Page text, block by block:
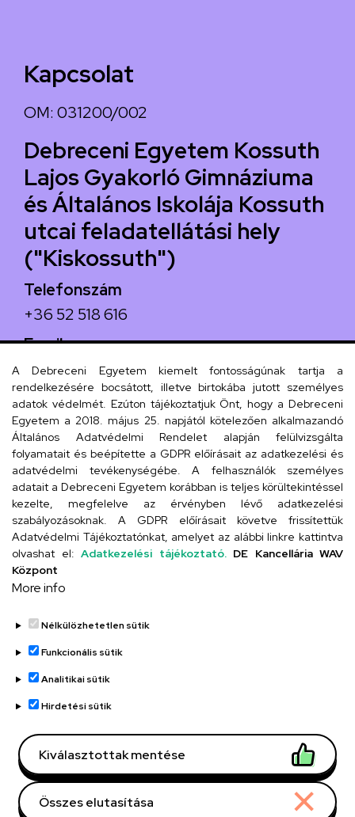
Kapcsolat
OM: 031200/002
Debreceni Egyetem Kossuth
Lajos Gyakorló Gimnáziuma
és Általános Iskolája Kossuth
utcai feladatellátási hely
("Kiskossuth")
Telefonszám
+36 52 518 616
Email
iskola@kossuth-alt.unideb.hu
Cím
4024 Debrecen, Kossuth utca 33.
Szervezeti telefonkönyv
UD telefonkönyv
Adatvédelem
Adatvédelem
Régi oldal
Technikai információk
A Debreceni Egyetem kiemelt fontosságúnak tartja a
rendelkezésére bocsátott, illetve birtokába jutott személyes
adatok védelmét. Ezúton tájékoztatjuk Önt, hogy a Debreceni
Egyetem a 2018. május 25. napjától kötelezően alkalmazandó
Általános Adatvédelmi Rendelet alapján felülvizsgálta
folyamatait és beépítette a GDPR előírásait az adatkezelési és
adatvédelmi tevékenységébe. A felhasználók személyes
adatait a Debreceni Egyetem korábban is teljes körültekintéssel
kezelte, megfelelve az érvényben lévő adatkezelési
szabályozásoknak. A GDPR előírásait követve frissítettük
Adatvédelmi Tájékoztatónkat, amelyet az alábbi linkre kattintva
olvashat el: Adatkezelési tájékoztató. DE Kancellária WAV
Központ
More info
Nélkülözhetetlen sütik
Funkcionális sütik
Analitikai sütik
Hirdetési sütik
Kiválasztottak mentése
Összes elutasítása